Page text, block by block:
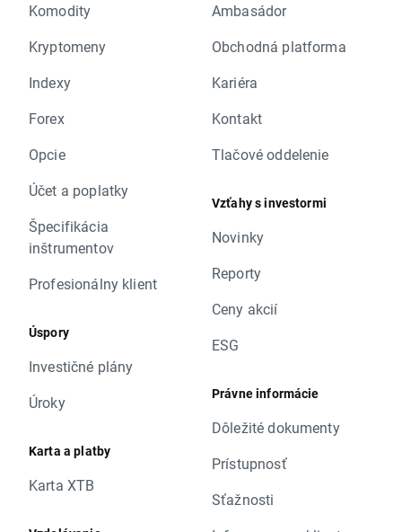
Komodity
Kryptomeny
Indexy
Forex
Opcie
Účet a poplatky
Špecifikácia
inštrumentov
Profesionálny klient
Úspory
Investičné plány
Úroky
Karta a platby
Karta XTB
Ambasádor
Obchodná platforma
Kariéra
Kontakt
Tlačové oddelenie
Vzťahy s investormi
Novinky
Reporty
Ceny akcií
ESG
Právne informácie
Dôležité dokumenty
Prístupnosť
Sťažnosti